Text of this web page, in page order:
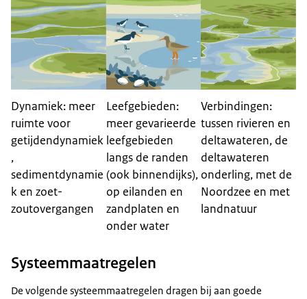
Dynamiek: meer
ruimte voor
getijdendynamiek
,
sedimentdynamie
k en zoet-
zoutovergangen
Leefgebieden:
meer gevarieerde
leefgebieden
langs de randen
(ook binnendijks),
op eilanden en
zandplaten en
onder water
Verbindingen:
tussen rivieren en
deltawateren, de
deltawateren
onderling, met de
Noordzee en met
landnatuur
Systeemmaatregelen
De volgende systeemmaatregelen dragen bij aan goede